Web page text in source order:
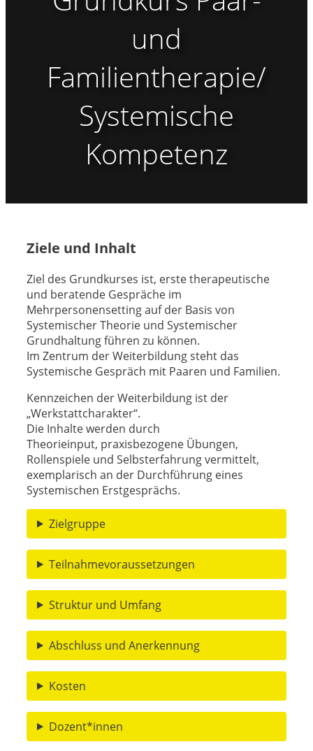
und
Familientherapie/
Systemische
Kompetenz
Ziele und Inhalt
Ziel des Grundkurses ist, erste therapeutische
und beratende Gespräche im
Mehrpersonensetting auf der Basis von
Systemischer Theorie und Systemischer
Grundhaltung führen zu können.
Im Zentrum der Weiterbildung steht das
Systemische Gespräch mit Paaren und Familien.
Kennzeichen der Weiterbildung ist der
„Werkstattcharakter“.
Die Inhalte werden durch
Theorieinput, praxisbezogene Übungen,
Rollenspiele und Selbsterfahrung vermittelt,
exemplarisch an der Durchführung eines
Systemischen Erstgesprächs.
Zielgruppe
Teilnahmevoraussetzungen
Struktur und Umfang
Abschluss und Anerkennung
Kosten
Dozent*innen